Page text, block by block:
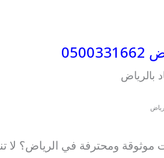
ومحترفة في الرياض؟ لا